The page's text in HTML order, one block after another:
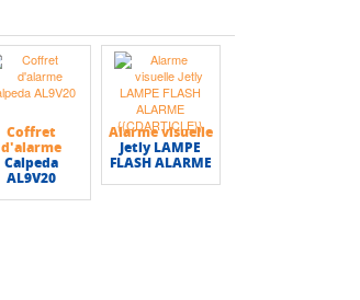
Coffret
d'alarme
Calpeda
AL9V20
Alarme visuelle
Jetly LAMPE
FLASH ALARME